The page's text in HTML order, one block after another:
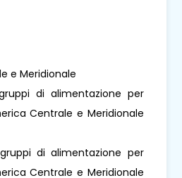
e Meridionale
di alimentazione per
Centrale e Meridionale
di alimentazione per
Centrale e Meridionale